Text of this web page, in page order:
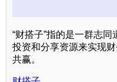
“财搭子”指的是一群志
投资和分享资源来实现
共赢。